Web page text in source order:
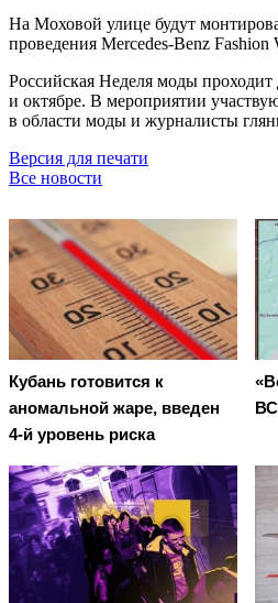
На Моховой улице будут
проведения Mercedes-Benz Fashion
Российская Неделя моды
и октябре. В мероприятии
в области моды и журналисты
Версия для печати
Все новости
Кубань готовится к
аномальной жаре, введен
4-й уровень риска